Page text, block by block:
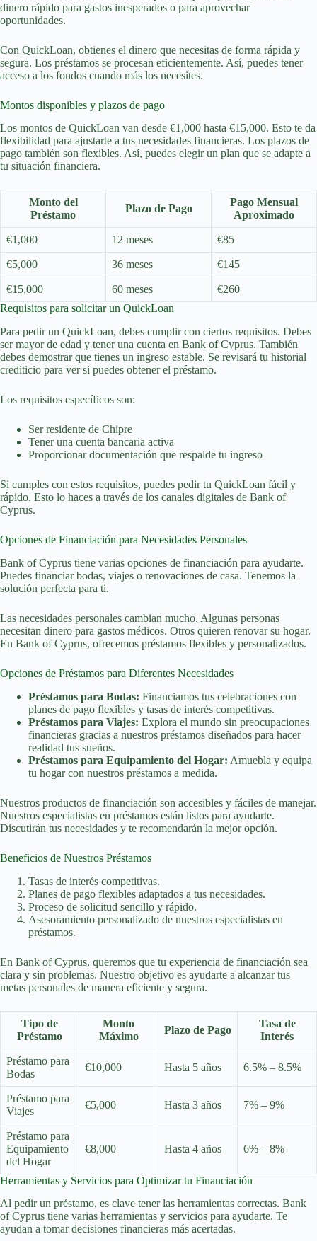
dinero rápido para gastos inesperados o para aprovechar
oportunidades.
Con QuickLoan, obtienes el dinero que necesitas de forma rápida y
segura. Los préstamos se procesan eficientemente. Así, puedes tener
acceso a los fondos cuando más los necesites.
Montos disponibles y plazos de pago
Los montos de QuickLoan van desde €1,000 hasta €15,000. Esto te da
flexibilidad para ajustarte a tus necesidades financieras. Los plazos de
pago también son flexibles. Así, puedes elegir un plan que se adapte a
tu situación financiera.
Monto del
Préstamo
Plazo de Pago
Pago Mensual
Aproximado
€1,000 12 meses €85
€5,000 36 meses €145
€15,000 60 meses
€260
Requisitos para solicitar un QuickLoan
Para pedir un QuickLoan, debes cumplir con ciertos requisitos. Debes
ser mayor de edad y tener una cuenta en Bank of Cyprus. También
debes demostrar que tienes un ingreso estable. Se revisará tu historial
crediticio para ver si puedes obtener el préstamo.
Los requisitos específicos son:
Ser residente de Chipre
Tener una cuenta bancaria activa
Proporcionar documentación que respalde tu ingreso
Si cumples con estos requisitos, puedes pedir tu QuickLoan fácil y
rápido. Esto lo haces a través de los canales digitales de Bank of
Cyprus.
Opciones de Financiación para Necesidades Personales
Bank of Cyprus tiene varias opciones de financiación para ayudarte.
Puedes financiar bodas, viajes o renovaciones de casa. Tenemos la
solución perfecta para ti.
Las necesidades personales cambian mucho. Algunas personas
necesitan dinero para gastos médicos. Otros quieren renovar su hogar.
En Bank of Cyprus, ofrecemos préstamos flexibles y personalizados.
Opciones de Préstamos para Diferentes Necesidades
Préstamos para Bodas: Financiamos tus celebraciones con
planes de pago flexibles y tasas de interés competitivas.
Préstamos para Viajes: Explora el mundo sin preocupaciones
financieras gracias a nuestros préstamos diseñados para hacer
realidad tus sueños.
Préstamos para Equipamiento del Hogar: Amuebla y equipa
tu hogar con nuestros préstamos a medida.
Nuestros productos de financiación son accesibles y fáciles de manejar.
Nuestros especialistas en préstamos están listos para ayudarte.
Discutirán tus necesidades y te recomendarán la mejor opción.
Beneficios de Nuestros Préstamos
Tasas de interés competitivas.
Planes de pago flexibles adaptados a tus necesidades.
Proceso de solicitud sencillo y rápido.
Asesoramiento personalizado de nuestros especialistas en
préstamos.
En Bank of Cyprus, queremos que tu experiencia de financiación sea
clara y sin problemas. Nuestro objetivo es ayudarte a alcanzar tus
metas personales de manera eficiente y segura.
Tipo de
Préstamo
Monto
Máximo
Plazo de Pago
Tasa de
Interés
Préstamo para
Bodas
€10,000 Hasta 5 años 6.5% – 8.5%
Préstamo para
Viajes
€5,000 Hasta 3 años 7% – 9%
Préstamo para
Equipamiento
del Hogar
€8,000 Hasta 4 años 6% – 8%
Herramientas y Servicios para Optimizar tu Financiación
Al pedir un préstamo, es clave tener las herramientas correctas. Bank
of Cyprus tiene varias herramientas y servicios para ayudarte. Te
ayudan a tomar decisiones financieras más acertadas.